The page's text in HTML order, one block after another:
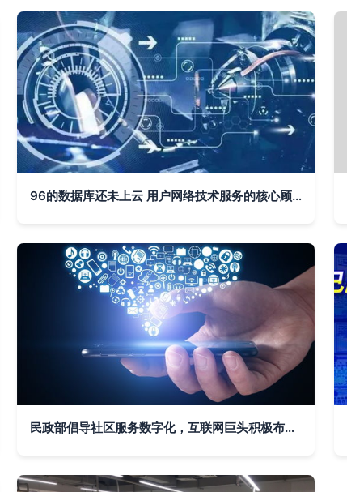
96的数据库还未上云 用户网络技术服务的核心顾虑解析
民政部倡导社区服务数字化，互联网巨头积极布局智慧社区